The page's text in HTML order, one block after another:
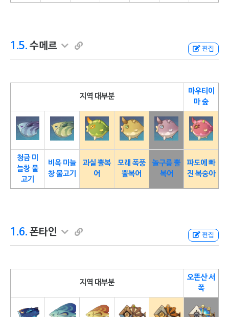
1.5. 수메르 편집
지역 대부분
마우티이
마 숲
청금 미
늘창 물
고기
비옥 미늘
창 물고기
과실 뿔복
어
모래 폭풍
뿔복어
놀구름 뿔
복어
파도에 빠
진 복숭아
1.6. 폰타인 편집
지역 대부분
오똔산 서
쪽